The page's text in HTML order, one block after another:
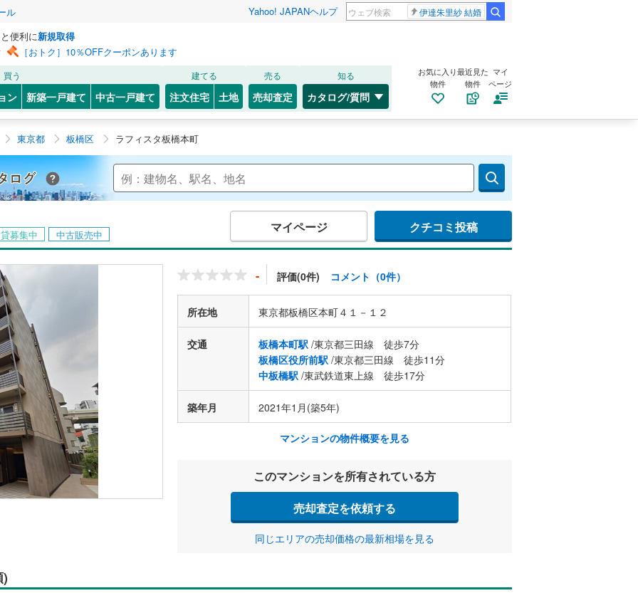
ル Yahoo! JAPANヘルプ 伊達朱里紗 結婚
便利に新規取得
［おトク］10％OFFクーポンあります
買う
ン 新築一戸建て 中古一戸建て
建てる
注文住宅 土地
売る
売却査定
知る
カタログ/質問
お気に入り
物件
最近見た
物件
マイ
ページ
東京都 板橋区 ラフィスタ板橋本町
Yahoo!不動産 マンションカタログ
募集中 中古販売中 マイページ クチコミ投稿
- 評価(0件) コメント（0件）
所在地 東京都板橋区本町４１－１２
交通 板橋本町駅 /東京都三田線 徒歩7分
板橋区役所前駅 /東京都三田線 徒歩11分
中板橋駅 /東武鉄道東上線 徒歩17分
築年月 2021年1月(築5年)
マンションの物件概要を見る
このマンションを所有されている方
売却査定を依頼する
同じエリアの売却価格の最新相場を見る